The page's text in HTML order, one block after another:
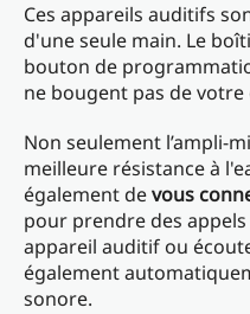
Ces appareils auditifs
d'une seule main. Le
bouton de
ne bougent pas de votre
Non seulement l’ampli-
meilleure résistance à
également devous
pour prendre des
appareil auditif ou
également
sonore.